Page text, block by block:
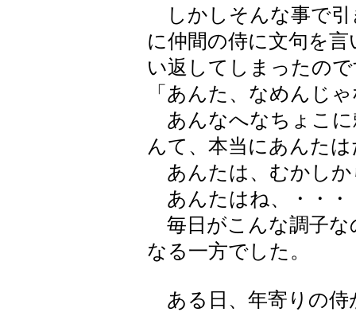
しかしそんな事で引
に仲間の侍に文句を
い返してしまったの
「あんた、なめんじ
あんなへなちょこに
んて、本当にあんた
あんたは、むかしか
あんたはね、・・・
毎日がこんな調子な
なる一方でした。
ある日、年寄りの侍